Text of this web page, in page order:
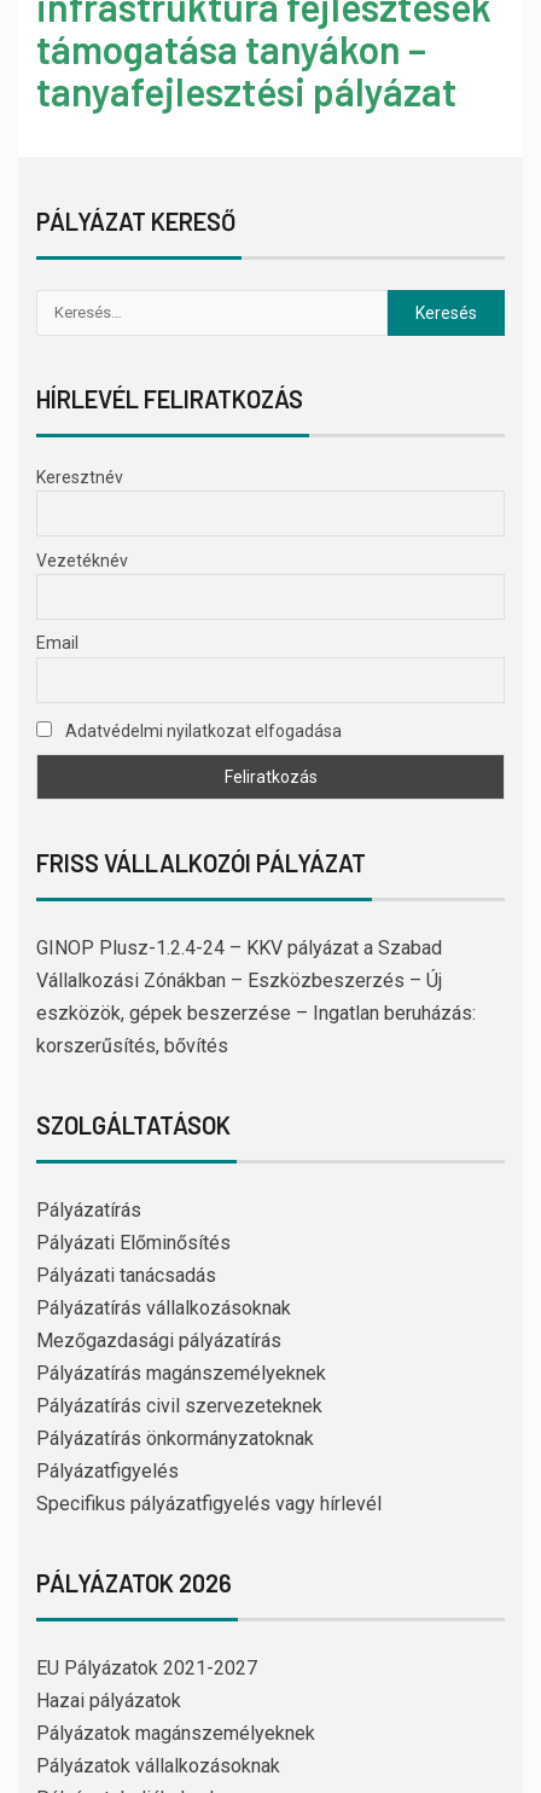
támogatása tanyákon –
tanyafejlesztési pályázat
PÁLYÁZAT KERESŐ
HÍRLEVÉL FELIRATKOZÁS
Keresztnév
Vezetéknév
Email
Adatvédelmi nyilatkozat elfogadása
FRISS VÁLLALKOZÓI PÁLYÁZAT
GINOP Plusz-1.2.4-24 – KKV pályázat a Szabad
Vállalkozási Zónákban – Eszközbeszerzés – Új
eszközök, gépek beszerzése – Ingatlan beruházás:
korszerűsítés, bővítés
SZOLGÁLTATÁSOK
Pályázatírás
Pályázati Előminősítés
Pályázati tanácsadás
Pályázatírás vállalkozásoknak
Mezőgazdasági pályázatírás
Pályázatírás magánszemélyeknek
Pályázatírás civil szervezeteknek
Pályázatírás önkormányzatoknak
Pályázatfigyelés
Specifikus pályázatfigyelés vagy hírlevél
PÁLYÁZATOK 2026
EU Pályázatok 2021-2027
Hazai pályázatok
Pályázatok magánszemélyeknek
Pályázatok vállalkozásoknak